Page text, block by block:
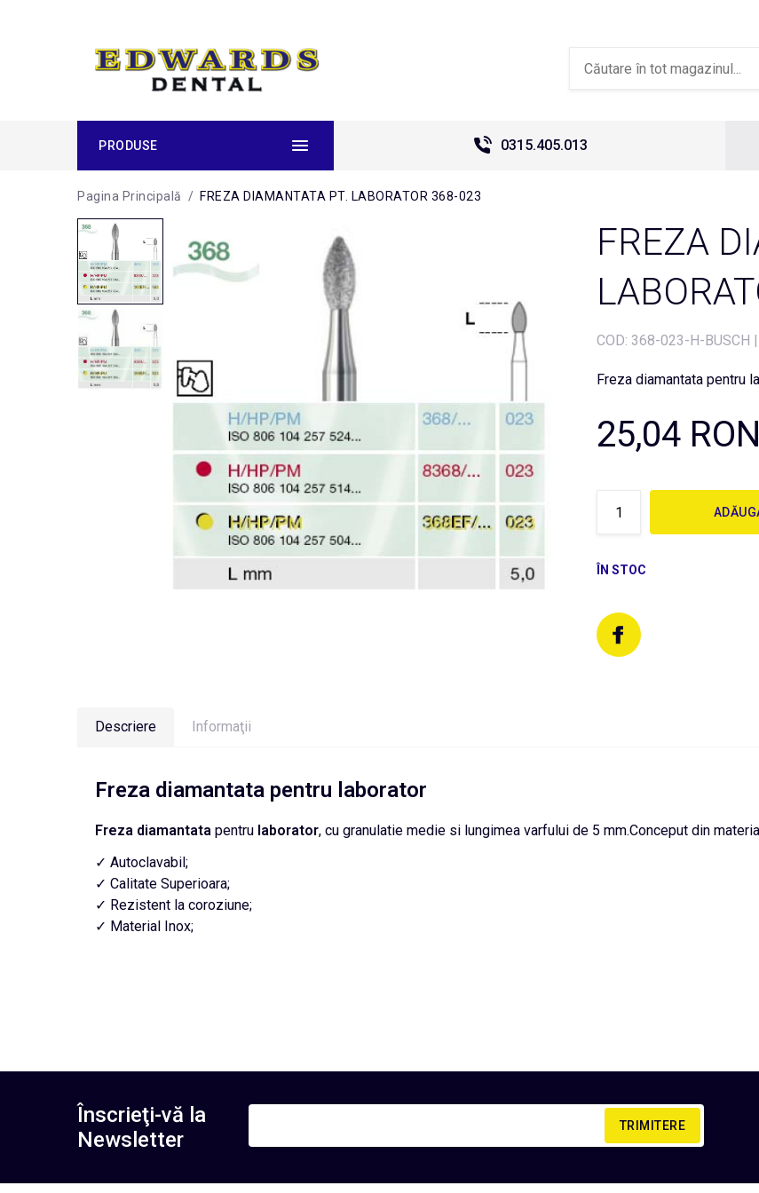
PRODUSE 0315.405.013
Pagina Principală / FREZA DIAMANTATA PT. LABORATOR 368-023
FREZA
COD: 368-023-H-BUSCH |
Freza diamantata pentru
25,04 RON
ÎN STOC
Descriere Informaţii
Freza diamantata pentru laborator
Freza diamantata pentru laborator, cu granulatie medie si lungimea varfului de 5 mm.Conceput din
✓ Autoclavabil;
✓ Calitate Superioara;
✓ Rezistent la coroziune;
✓ Material Inox;
Înscrieţi-vă la
Newsletter
TRIMITERE